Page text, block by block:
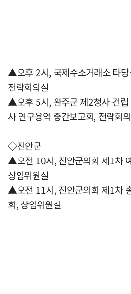
▲오후 2시, 국제수소거래소 타당
전략회의실
▲오후 5시, 완주군 제2청사 건립
사 연구용역 중간보고회, 전략회
◇진안군
▲오전 10시, 진안군의회 제1차
상임위원실
▲오전 11시, 진안군의회 제1차
회, 상임위원실